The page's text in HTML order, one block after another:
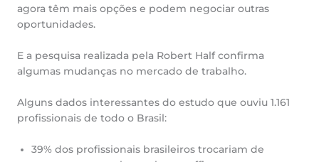
agora têm mais opções e podem negociar outras
oportunidades.
E a pesquisa realizada pela Robert Half confirma
algumas mudanças no mercado de trabalho.
Alguns dados interessantes do estudo que ouviu 1.161
profissionais de todo o Brasil:
39% dos profissionais brasileiros trocariam de